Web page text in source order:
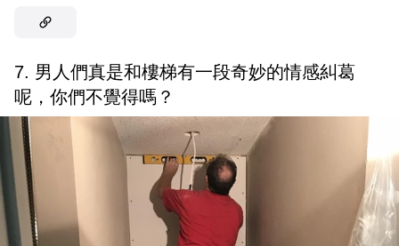
7. 男人們真是和樓梯有一段奇妙的情感糾葛
呢，你們不覺得嗎？